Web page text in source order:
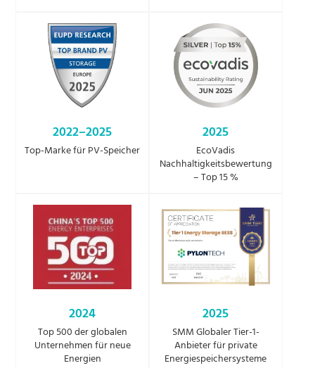
2022–2025
Top-Marke für PV-Speicher
2025
EcoVadis
Nachhaltigkeitsbewertung
– Top 15 %
2024
Top 500 der globalen
Unternehmen für neue
Energien
2025
SMM Globaler Tier-1-
Anbieter für private
Energiespeichersysteme